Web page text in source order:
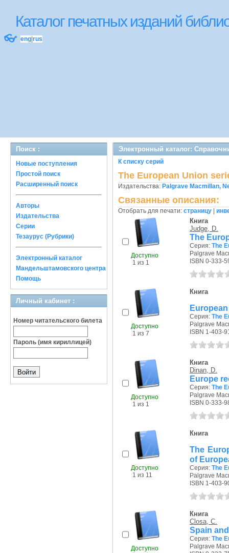
Каталог печатных изданий
👓 eng rus
Поиск :
Новые поступления
Простой поиск
Расширенный поиск
Авторы
Издательства
Серии
Тезаурус (Рубрики)
Электронный каталог
Мандельштамовского центра
Помощь
Личный кабинет :
Номер читательского билета
Пароль (имя кириллицей)
Электронный каталог:
К списку серий
The European Union
Издательства: Palgrave Macmillan,
Связанные описания:
Отобрать для печати: страницу
Доступно
1 из 1
Книга
Judge, D.
The
Серия: The
Palgrave
ISBN 0-333-
Доступно
1 из 7
Книга
Серия: The
Palgrave
ISBN 1-403-
Доступно
1 из 1
Книга
Dinan, D.
Europe
Серия: The
Palgrave
ISBN 0-333-
Доступно
1 из 11
Книга
The
of
Серия: The
Palgrave
ISBN 1-403-
Доступно
Книга
Closa, C.
Spain
Серия: The
Palgrave